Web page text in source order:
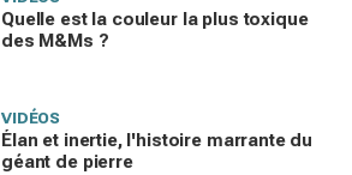
Quelle est la couleur la plus toxique
des M&Ms ?
VIDÉOS
Élan et inertie, l'histoire marrante du
géant de pierre